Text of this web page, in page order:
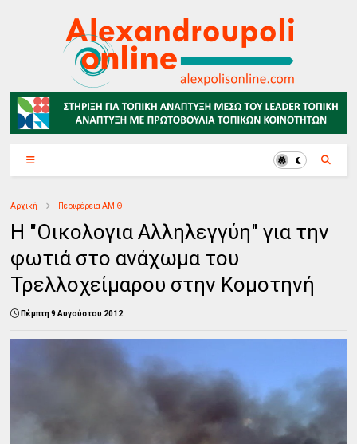
Αρχική Περιφέρεια ΑΜ-Θ
Η "Οικολογια Αλληλεγγύη" για την
φωτιά στο ανάχωμα του
Τρελλοχείμαρου στην Κομοτηνή
Πέμπτη 9 Αυγούστου 2012